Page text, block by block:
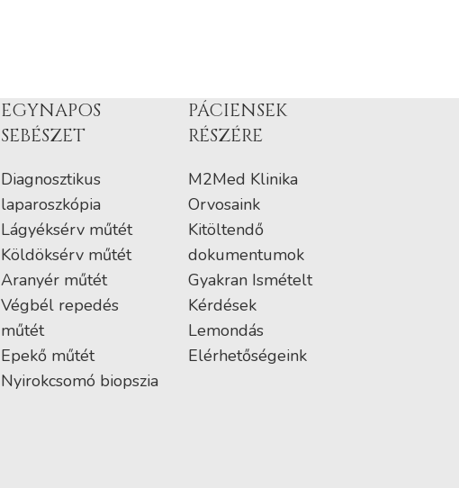
EGYNAPOS
SEBÉSZET
Diagnosztikus
laparoszkópia
Lágyéksérv műtét
Köldöksérv műtét
Aranyér műtét
Végbél repedés
műtét
Epekő műtét
Nyirokcsomó biopszia
PÁCIENSEK
RÉSZÉRE
M2Med Klinika
Orvosaink
Kitöltendő
dokumentumok
Gyakran Ismételt
Kérdések
Lemondás
Elérhetőségeink